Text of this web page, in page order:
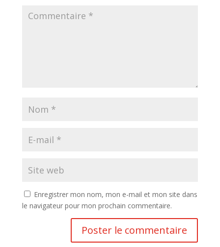
Enregistrer mon nom, mon e-mail et mon site dans
le navigateur pour mon prochain commentaire.